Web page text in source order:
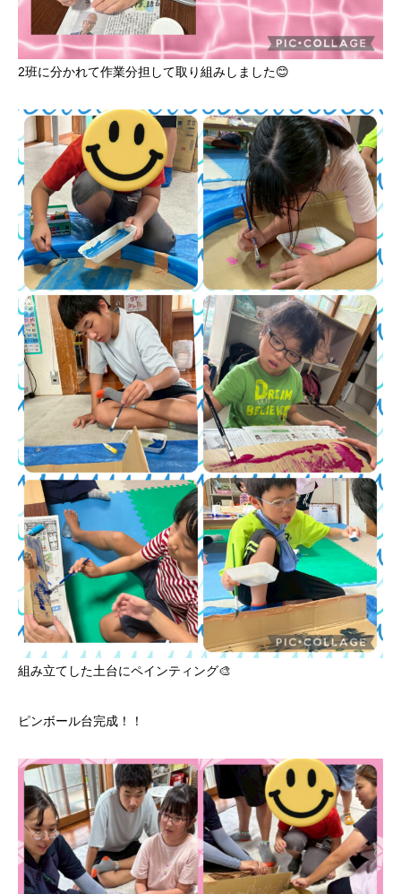
2班に分かれて作業分担して取り組みしました😊
組み立てした土台にペインティング🎨
ピンボール台完成！！